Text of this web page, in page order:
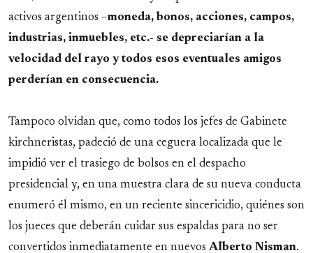
activos argentinos –moneda, bonos, acciones, campos,
industrias, inmuebles, etc.- se depreciarían a la
velocidad del rayo y todos esos eventuales amigos
perderían en consecuencia.
Tampoco olvidan que, como todos los jefes de Gabinete
kirchneristas, padeció de una ceguera localizada que le
impidió ver el trasiego de bolsos en el despacho
presidencial y, en una muestra clara de su nueva conducta
enumeró él mismo, en un reciente sincericidio, quiénes son
los jueces que deberán cuidar sus espaldas para no ser
convertidos inmediatamente en nuevos Alberto Nisman.